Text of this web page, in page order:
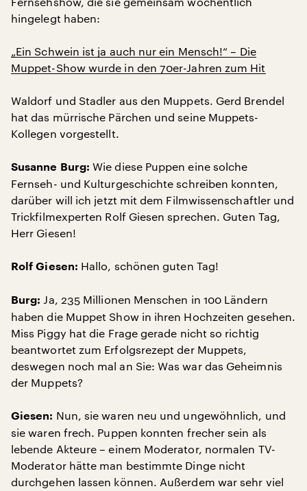
hingelegt haben:
„Ein Schwein ist ja auch nur ein Mensch!“ – Die
Muppet-Show wurde in den 70er-Jahren zum Hit
Waldorf und Stadler aus den Muppets. Gerd Brendel
hat das mürrische Pärchen und seine Muppets-
Kollegen vorgestellt.
Susanne Burg: Wie diese Puppen eine solche
Fernseh- und Kulturgeschichte schreiben konnten,
darüber will ich jetzt mit dem Filmwissenschaftler und
Trickfilmexperten Rolf Giesen sprechen. Guten Tag,
Herr Giesen!
Rolf Giesen: Hallo, schönen guten Tag!
Burg: Ja, 235 Millionen Menschen in 100 Ländern
haben die Muppet Show in ihren Hochzeiten gesehen.
Miss Piggy hat die Frage gerade nicht so richtig
beantwortet zum Erfolgsrezept der Muppets,
deswegen noch mal an Sie: Was war das Geheimnis
der Muppets?
Giesen: Nun, sie waren neu und ungewöhnlich, und
sie waren frech. Puppen konnten frecher sein als
lebende Akteure – einem Moderator, normalen TV-
Moderator hätte man bestimmte Dinge nicht
durchgehen lassen können. Außerdem war sehr viel